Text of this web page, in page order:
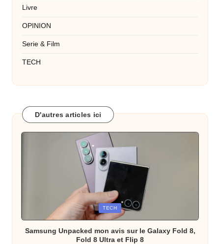
Livre
OPINION
Serie & Film
TECH
D'autres articles ici
TECH
Samsung Unpacked mon avis sur le Galaxy Fold 8,
Fold 8 Ultra et Flip 8